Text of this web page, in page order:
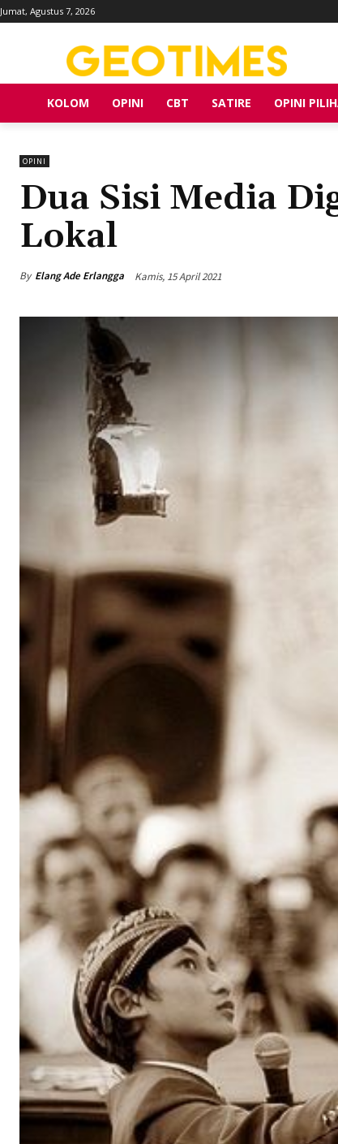
Jumat, Agustus 7, 2026
KOLOM OPINI CBT SATIRE OPINI
OPINI
Dua Sisi Media
Lokal
By Elang Ade Erlangga Kamis, 15 April 2021